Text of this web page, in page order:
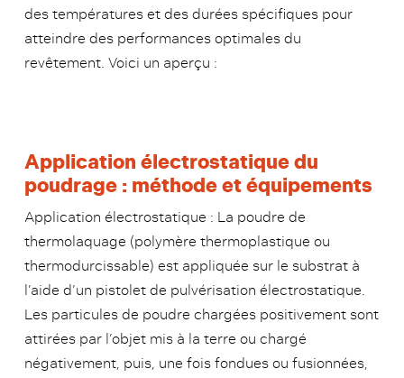
des températures et des durées spécifiques pour
atteindre des performances optimales du
revêtement. Voici un aperçu :
Application électrostatique du
poudrage : méthode et équipements
Application électrostatique : La poudre de
thermolaquage (polymère thermoplastique ou
thermodurcissable) est appliquée sur le substrat à
l’aide d’un pistolet de pulvérisation électrostatique.
Les particules de poudre chargées positivement sont
attirées par l’objet mis à la terre ou chargé
négativement, puis, une fois fondues ou fusionnées,